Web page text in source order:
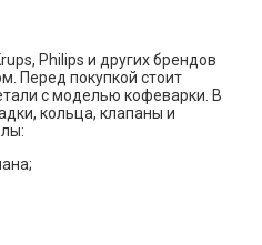
Philips и других брендов
Перед покупкой стоит
с моделью кофеварки. В
кольца, клапаны и